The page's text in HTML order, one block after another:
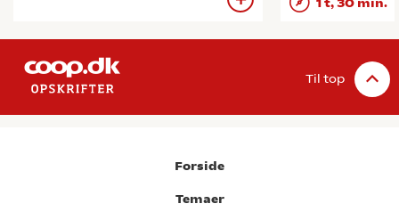
1 t, 30 min.
Til top
Forside
Temaer